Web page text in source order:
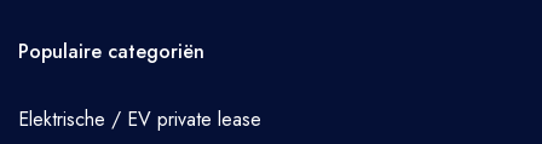
Populaire categoriën
Elektrische / EV private lease